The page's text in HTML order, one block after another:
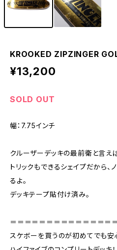
KROOKED ZIPZINGER
¥13,200
SOLD OUT
幅：7.75インチ
クルーザーデッキの最前衛と言え
トリックもできるシェイプだから、
るよ。
デッキテープ貼付け済み。
＝＝＝＝＝＝＝＝＝＝＝＝＝＝
スケボーを買うのが初めてでも安